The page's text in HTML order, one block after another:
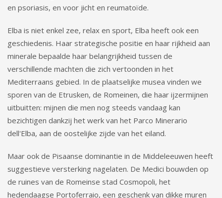
en psoriasis, en voor jicht en reumatoïde.
Elba is niet enkel zee, relax en sport, Elba heeft ook een
geschiedenis. Haar strategische positie en haar rijkheid aan
minerale bepaalde haar belangrijkheid tussen de
verschillende machten die zich vertoonden in het
Mediterraans gebied. In de plaatselijke musea vinden we
sporen van de Etrusken, de Romeinen, die haar ijzermijnen
uitbuitten: mijnen die men nog steeds vandaag kan
bezichtigen dankzij het werk van het Parco Minerario
dell'Elba, aan de oostelijke zijde van het eiland.
Maar ook de Pisaanse dominantie in de Middeleeuwen heeft
suggestieve versterking nagelaten. De Medici bouwden op
de ruines van de Romeinse stad Cosmopoli, het
hedendaagse Portoferraio, een geschenk van dikke muren